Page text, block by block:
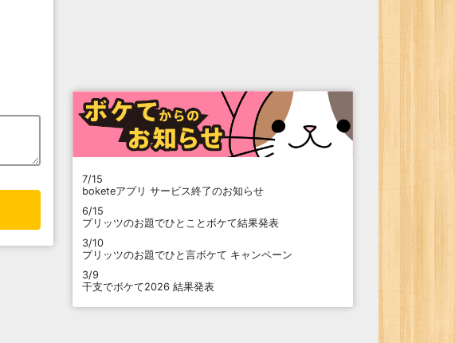
7/15
boketeアプリ サービス終了のお知らせ
6/15
プリッツのお題でひとことボケて結果発表
3/10
プリッツのお題でひと言ボケて キャンペーン
3/9
干支でボケて2026 結果発表